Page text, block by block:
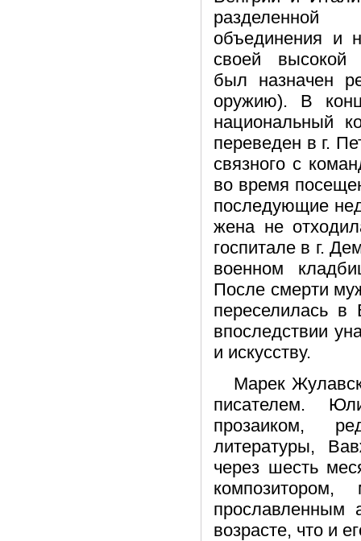
объединения и
своей высокой
был назначен
оружию). В
национальный
переведен в г.
связного с
во время
последующие
жена не
госпитале в г.
военном
После смерти
переселилась в
впоследствии
и искусству.
Марек
писателем.
прозаиком,
литературы,
через шесть
прославленным
возрасте, что и